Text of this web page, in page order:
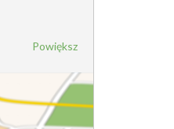
Powiększ